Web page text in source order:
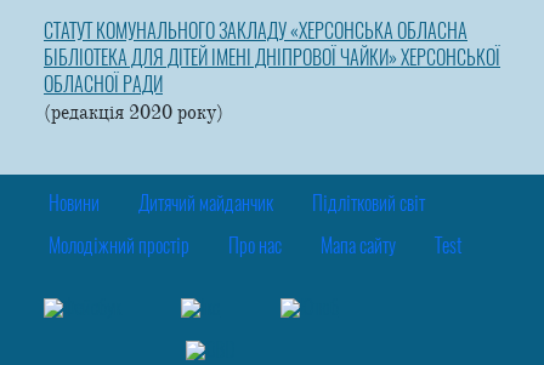
СТАТУТ КОМУНАЛЬНОГО ЗАКЛАДУ «ХЕРСОНСЬКА ОБЛАСНА
БІБЛІОТЕКА ДЛЯ ДІТЕЙ ІМЕНІ ДНІПРОВОЇ ЧАЙКИ» ХЕРСОНСЬКОЇ
ОБЛАСНОЇ РАДИ
(редакція 2020 року)
Новини Дитячий майданчик Підлітковий світ
Молодіжний простір Про нас Мапа сайту Test